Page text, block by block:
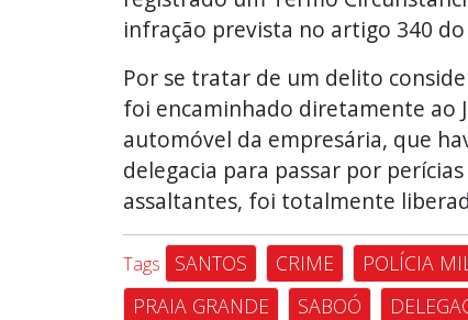
infração prevista no artigo 340
Por se tratar de um delito
foi encaminhado diretamente ao
automóvel da empresária, que
delegacia para passar por
assaltantes, foi totalmente
Tags SANTOS CRIME POLÍCIA
PRAIA GRANDE
SABOÓ